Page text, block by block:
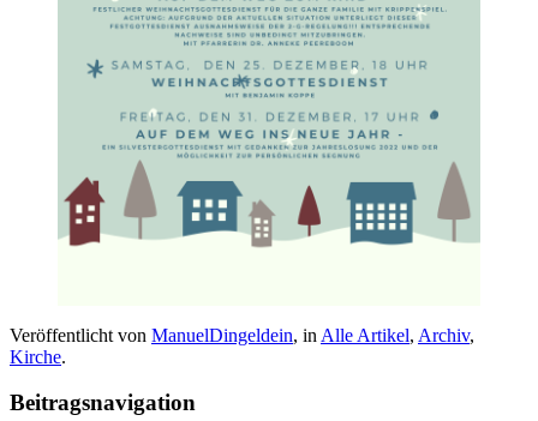
Veröffentlicht von ManuelDingeldein, in Alle Artikel, Archiv,
Kirche.
Beitragsnavigation